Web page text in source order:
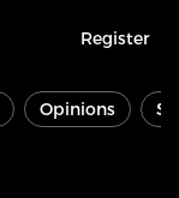
Register
Opinions